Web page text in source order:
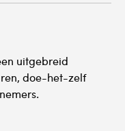
uitgebreid
doe-het-zelf